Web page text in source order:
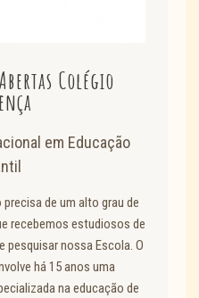
Colégio
em Educação
de um alto grau de
recebemos estudiosos de
pesquisar nossa Escola. O
há 15 anos uma
na educação de